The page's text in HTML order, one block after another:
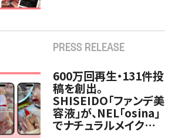
題化を支援〜
PRESS RELEASE
600万回再生・131件投
稿を創出。
SHISEIDO「ファンデ美
容液」が、NEL「osina」
でナチュラルメイク界